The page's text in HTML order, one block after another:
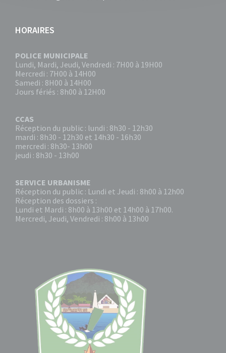
HORAIRES
POLICE MUNICIPALE
Lundi, Mardi, Jeudi, Vendredi : 7H00 à 19H00
Mercredi : 7H00 à 14H00
Samedi : 8H00 à 14H00
Jours fériés : 8h00 à 12H00
CCAS
Réception du public : lundi : 8h30 - 12h30
mardi : 8h30 - 12h30 et 14h30 - 16h30
mercredi : 8h30- 13h00
jeudi : 8h30 - 13h00
SERVICE URBANISME
Réception du public : Lundi et Jeudi : 8h00 à 12h00
Réception des dossiers :
Lundi et Mardi : 8h00 à 13h00 et 14h00 à 17h00.
Mercredi, Jeudi, Vendredi : 8h00 à 13h00